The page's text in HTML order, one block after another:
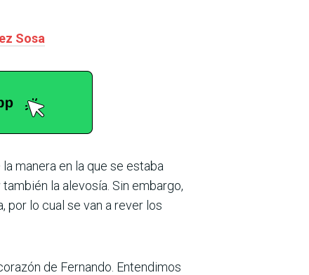
Sosa
manera en la que se estaba
la alevosía. Sin embargo,
por lo cual se van a rever los
de Fernando. Entendimos